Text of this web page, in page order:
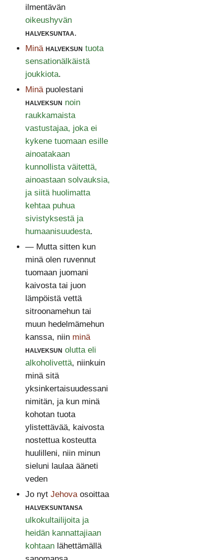
ilmentävän
oikeushyvän
halveksuntaa.
Minä halveksun tuota
sensationälkäistä
joukkiota.
Minäpuolestani
halveksun noin
raukkamaista
vastustajaa, joka ei
kykene tuomaan esille
ainoatakaan
kunnollista väitettä,
ainoastaan solvauksia,
ja siitä huolimatta
kehtaa puhua
sivistyksestä ja
humaanisuudesta.
— Mutta sitten kun
minä olen ruvennut
tuomaan juomani
kaivosta tai juon
lämpöistä vettä
sitroonamehun tai
muun hedelmämehun
kanssa, niin minä
halveksun olutta eli
alkoholivettä, niinkuin
minä sitä
yksinkertaisuudessani
nimitän, ja kun minä
kohotan tuota
ylistettävää, kaivosta
nostettua kosteutta
huulilleni, niin minun
sieluni laulaa ääneti
veden
Jo nyt Jehovaosoittaa
halveksuntansa
ulkokultailijoita ja
heidän kannattajiaan
kohtaanlähettämällä